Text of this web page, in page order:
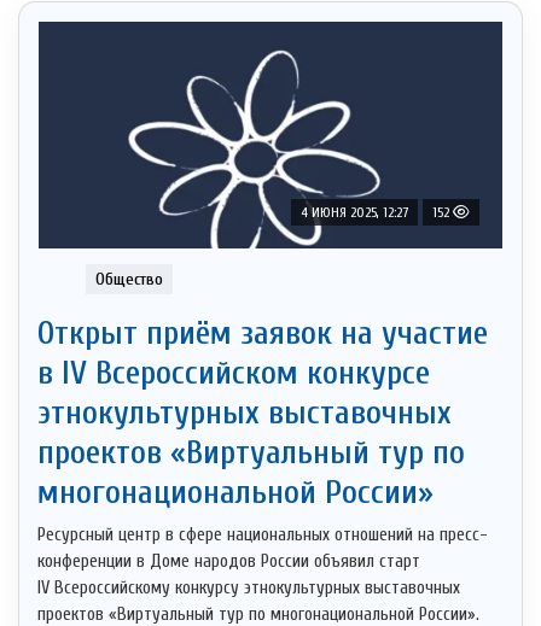
4 ИЮНЯ 2025, 12:27 152
Общество
Открыт приём заявок на участие
в IV Всероссийском конкурсе
этнокультурных выставочных
проектов «Виртуальный тур по
многонациональной России»
Ресурсный центр в сфере национальных отношений на пресс-
конференции в Доме народов России объявил старт
IV Всероссийскому конкурсу этнокультурных выставочных
проектов «Виртуальный тур по многонациональной России».